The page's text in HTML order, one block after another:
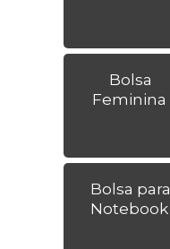
Bolsa
Feminina
Bolsa para
Notebook